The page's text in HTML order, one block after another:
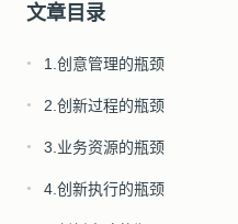
文章目录
● 1.创意管理的瓶颈
● 2.创新过程的瓶颈
● 3.业务资源的瓶颈
● 4.创新执行的瓶颈